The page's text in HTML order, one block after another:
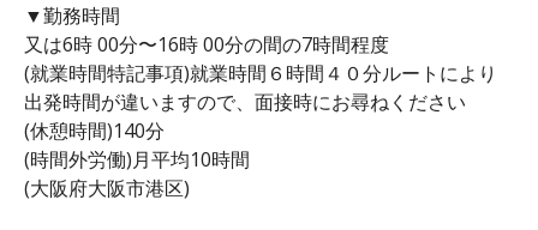
▼勤務時間
又は6時 00分〜16時 00分の間の7時間程度
(就業時間特記事項)就業時間６時間４０分ルートにより
出発時間が違いますので、面接時にお尋ねください
(休憩時間)140分
(時間外労働)月平均10時間
(大阪府大阪市港区)